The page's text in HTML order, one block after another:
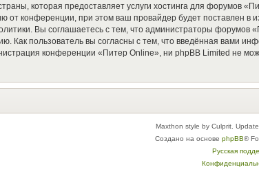
которая предоставляет услуги хостинга для форумов
от конференции, при этом ваш провайдер будет поставлен в
Вы соглашаетесь с тем, что администраторы
Как пользователь вы согласны с тем, что введённая вами
конференции «Питер Online», ни phpBB Limited не
Maxthon style by Culprit.
Создано на основе phpBB®
Русская